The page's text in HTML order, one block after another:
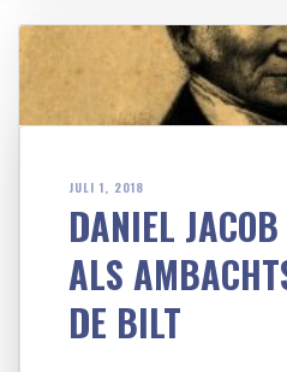
JULI 1, 2018
DANIEL
ALS
DE BILT